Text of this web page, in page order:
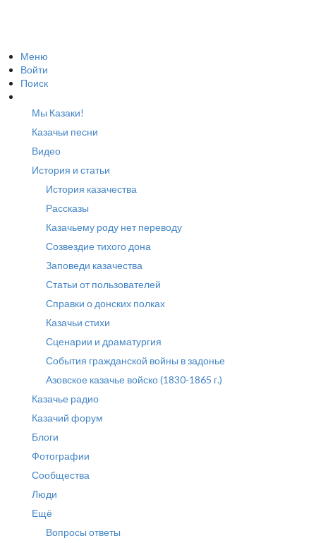
Меню
Войти
Поиск
Мы Казаки!
Казачьи песни
Видео
История и статьи
История казачества
Рассказы
Казачьему роду нет переводу
Созвездие тихого дона
Заповеди казачества
Статьи от пользователей
Справки о донских полках
Казачьи стихи
Сценарии и драматургия
События гражданской войны в задонье
Азовское казачье войско (1830-1865 г.)
Казачье радио
Казачий форум
Блоги
Фотографии
Сообщества
Люди
Ещё
Вопросы ответы